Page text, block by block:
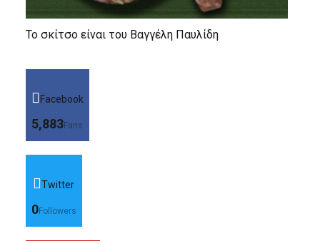
Το σκίτσο είναι του Βαγγέλη Παυλίδη
Facebook
5,883Fans
Twitter
0Followers